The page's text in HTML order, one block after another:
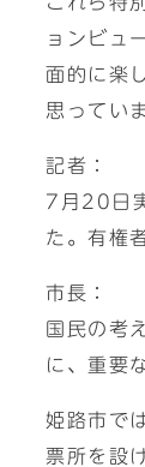
ョンビュ
面的に楽
思ってい
記者：
7月20日
た。有権
市長：
国民の考
に、重要
姫路市で
票所を設